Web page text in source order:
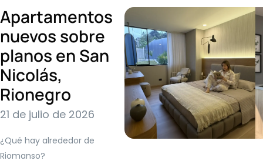
Apartamentos
nuevos sobre
planos en San
Nicolás,
Rionegro
21 de julio de 2026
¿Qué hay alrededor de
Riomanso?